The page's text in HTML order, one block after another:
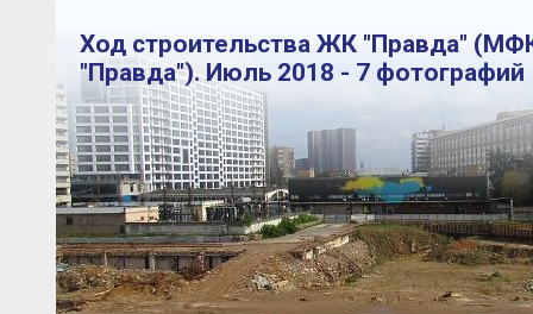
Ход строительства ЖК "Правда"
"Правда"). Июль 2018 - 7 фотографий